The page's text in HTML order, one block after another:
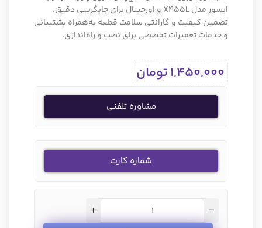
ایسوز مدل X455L و اورجینال برای جایگزینی دقیق.
تضمین کیفیت و گارانتی سلامت قطعه به‌همراه پشتیبانی
و خدمات تعمیرات تخصصی برای نصب و راه‌اندازی.
1,450,000تومان
مشاوره تلفنی
شماره کارت